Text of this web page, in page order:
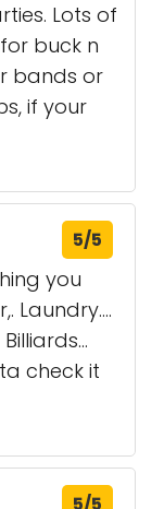
Lots of
buck n
bands or
if your
5/5
you
Laundry....
check it